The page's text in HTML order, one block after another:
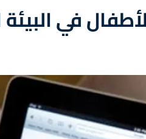
في البيئة